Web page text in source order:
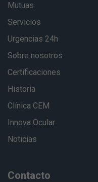
Mutuas
Servicios
Urgencias 24h
Sobre nosotros
Certificaciones
Historia
Clínica CEM
Innova Ocular
Noticias
Contacto